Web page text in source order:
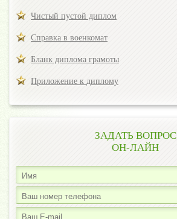
Чистый пустой диплом
Справка в военкомат
Бланк диплома грамоты
Приложение к диплому
ЗАДАТЬ ВОПРОС
ОН-ЛАЙН